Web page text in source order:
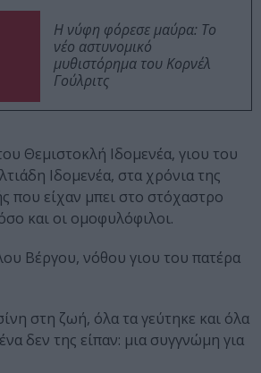
Η νύφη φόρεσε μαύρα: Το
νέο αστυνομικό
μυθιστόρημα του Κορνέλ
Γούλριτς
Θεμιστοκλή Ιδομενέα, γιου του
Ιδομενέα, στα χρόνια της
που είχαν μπει στο στόχαστρο
και οι ομοφυλόφιλοι.
Βέργου, νόθου γιου του πατέρα
στη ζωή, όλα τα γεύτηκε και όλα
δεν της είπαν: μια συγγνώμη για